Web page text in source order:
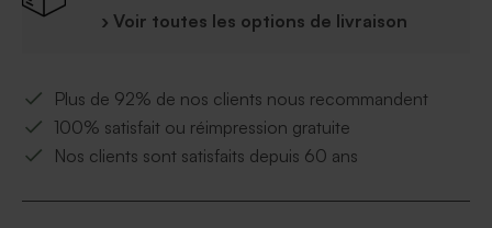
› Voir toutes les options de livraison
Plus de 92% de nos clients nous recommandent
100% satisfait ou réimpression gratuite
Nos clients sont satisfaits depuis 60 ans